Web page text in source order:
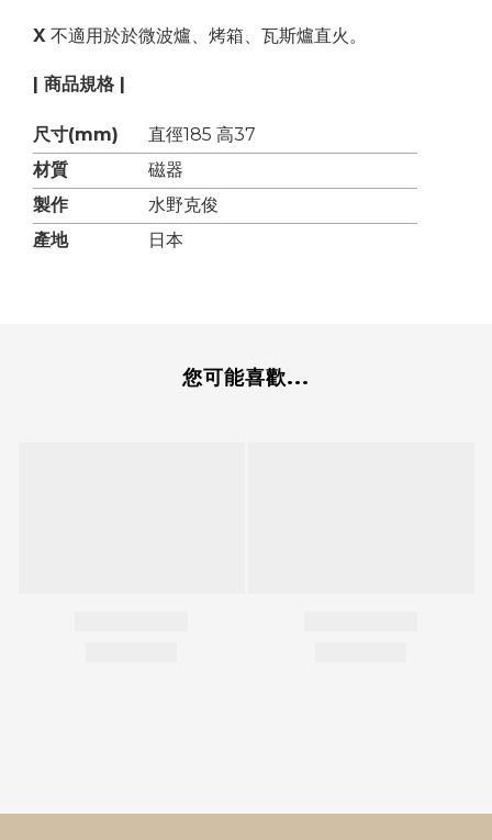
X 不適用於於微波爐、烤箱、瓦斯爐直火。
| 商品規格 |
尺寸(mm)
直徑185 高37
材質
磁器
製作
水野克俊
產地
日本
您可能喜歡...